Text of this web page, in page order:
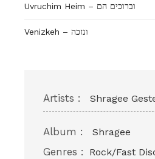
Uvruchim Heim – וברוכים הם
Venizkeh – ונזכה
Artists : Shragee
Album : Shragee
Genres : Rock/Fast